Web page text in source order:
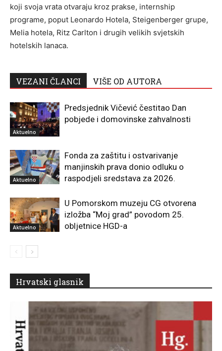
koji svoja vrata otvaraju kroz prakse, internship
programe, poput Leonardo Hotela, Steigenberger grupe,
Melia hotela, Ritz Carlton i drugih velikih svjetskih
hotelskih lanaca.
VEZANI ČLANCI VIŠE OD AUTORA
Aktuelno
Predsjednik Vičević čestitao Dan
pobjede i domovinske zahvalnosti
Aktuelno
Fonda za zaštitu i ostvarivanje
manjinskih prava donio odluku o
raspodjeli sredstava za 2026.
Aktuelno
U Pomorskom muzeju CG otvorena
izložba “Moj grad” povodom 25.
obljetnice HGD-a
Hrvatski glasnik